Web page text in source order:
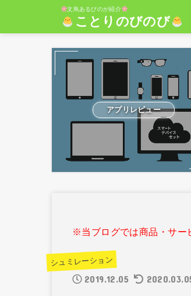
文鳥あるびのが紹介
ことりのびのび
アプリレビュー
※当ブログでは商品・サー
シュミレーション
2019.12.05